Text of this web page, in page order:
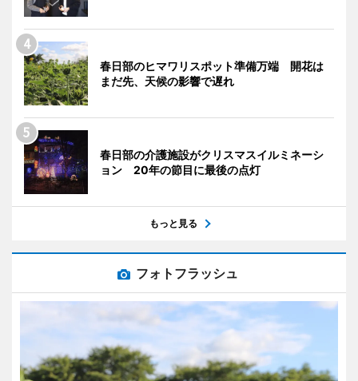
春日部のヒマワリスポット準備万端 開花は
まだ先、天候の影響で遅れ
春日部の介護施設がクリスマスイルミネーシ
ョン 20年の節目に最後の点灯
もっと見る
フォトフラッシュ